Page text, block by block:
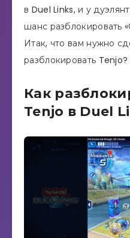
в Duel Links, и у
шанс разблокировать
Итак, что вам нужно
разблокировать
Как
Tenjo в Duel